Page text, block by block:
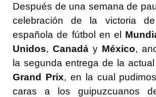
Después de una semana de
celebración de la victoria
española de fútbol en el
Unidos, Canadá y México,
la segunda entrega de la
Grand Prix, en la cual
caras a los guipuzcuanos